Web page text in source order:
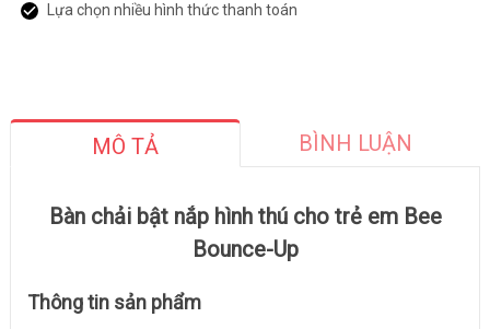
Lựa chọn nhiều hình thức thanh toán
MÔ TẢ BÌNH LUẬN
Bàn chải bật nắp hình thú cho trẻ em Bee
Bounce-Up
Thông tin sản phẩm